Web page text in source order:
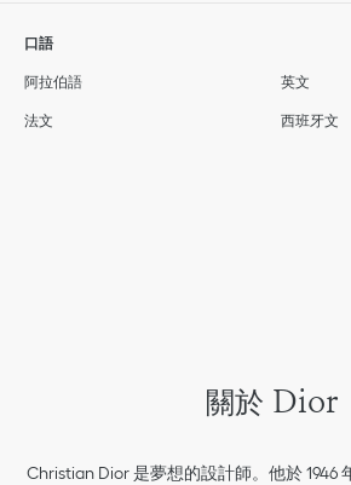
口語
阿拉伯語 英文
法文 西班牙文
關於 Dior
Christian Dior 是夢想的設計師。他於 1946